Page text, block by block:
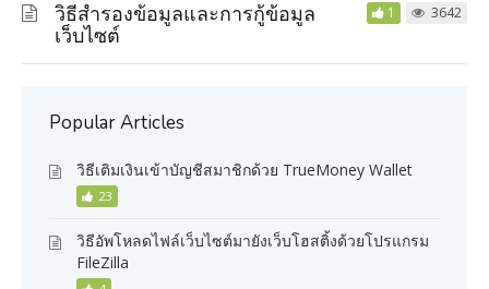
วิธีสำรองข้อมูลและการกู้ข้อมูล
เว็บไซต์
1 3642
Popular Articles
วิธีเติมเงินเข้าบัญชีสมาชิกด้วย TrueMoney Wallet
23
วิธีอัพโหลดไฟล์เว็บไซต์มายังเว็บโฮสติ้งด้วยโปรแกรม
FileZilla